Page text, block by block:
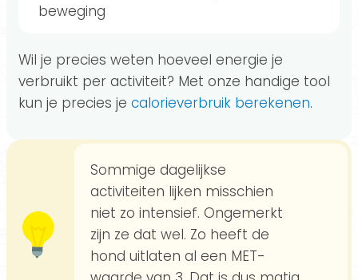
beweging
Wil je precies weten hoeveel energie je
verbruikt per activiteit? Met onze handige tool
kun je precies je calorieverbruik berekenen.
Sommige dagelijkse
activiteiten lijken misschien
niet zo intensief. Ongemerkt
zijn ze dat wel. Zo heeft de
hond uitlaten al een MET-